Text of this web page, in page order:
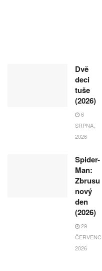
Dvě
deci
tuše
(2026)
6
SRPNA,
2026
Spider-
Man:
Zbrusu
nový
den
(2026)
29
2026